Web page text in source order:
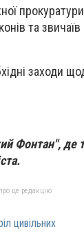
та
заходи
Фонтан", де
це редакцію
цивільних